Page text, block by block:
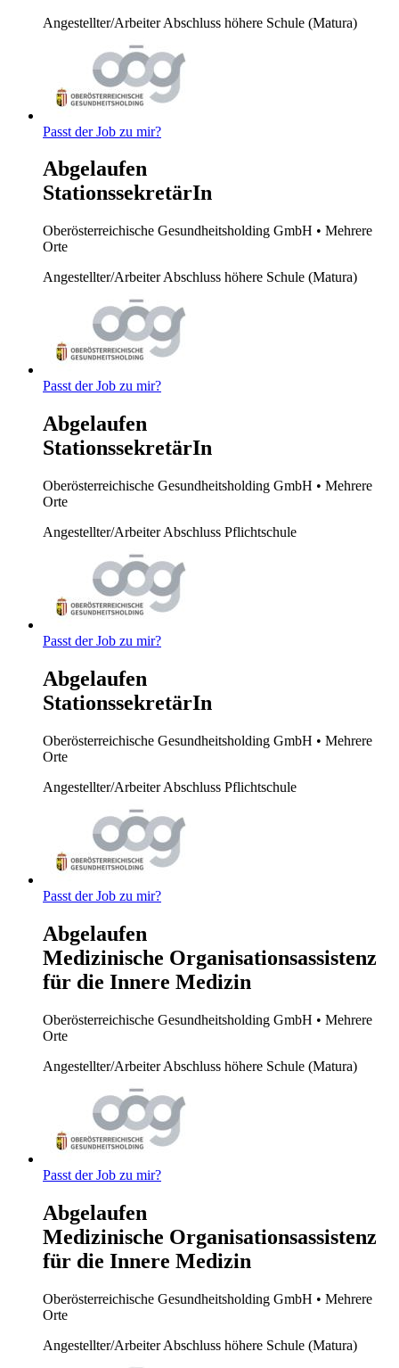
Angestellter/ArbeiterAbschluss höhere Schule (Matura)
Passt der Job zu mir?
Abgelaufen
StationssekretärIn
Oberösterreichische Gesundheitsholding GmbH • Mehrere
Orte
Angestellter/ArbeiterAbschluss höhere Schule (Matura)
Passt der Job zu mir?
Abgelaufen
StationssekretärIn
Oberösterreichische Gesundheitsholding GmbH • Mehrere
Orte
Angestellter/ArbeiterAbschluss Pflichtschule
Passt der Job zu mir?
Abgelaufen
StationssekretärIn
Oberösterreichische Gesundheitsholding GmbH • Mehrere
Orte
Angestellter/ArbeiterAbschluss Pflichtschule
Passt der Job zu mir?
Abgelaufen
Medizinische Organisationsassistenz
für die Innere Medizin
Oberösterreichische Gesundheitsholding GmbH • Mehrere
Orte
Angestellter/ArbeiterAbschluss höhere Schule (Matura)
Passt der Job zu mir?
Abgelaufen
Medizinische Organisationsassistenz
für die Innere Medizin
Oberösterreichische Gesundheitsholding GmbH • Mehrere
Orte
Angestellter/ArbeiterAbschluss höhere Schule (Matura)